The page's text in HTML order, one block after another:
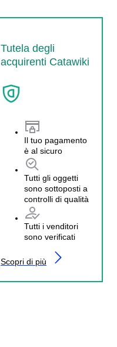
Tutela degli
acquirenti Catawiki
Il tuo pagamento
è al sicuro
Tutti gli oggetti
sono sottoposti a
controlli di qualità
Tutti i venditori
sono verificati
Scopri di più